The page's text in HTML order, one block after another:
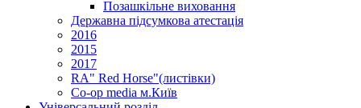
Позашкільне виховання
Державна підсумкова атестація
2016
2015
2017
RA" Red Horse"(листівки)
Co-op media м.Київ